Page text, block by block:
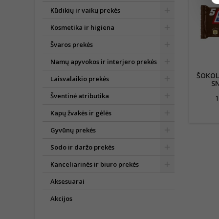
Kūdikių ir vaikų prekės
Kosmetika ir higiena
Švaros prekės
Namų apyvokos ir interjero prekės
Laisvalaikio prekės
Šventinė atributika
Kapų žvakės ir gėlės
Gyvūnų prekės
Sodo ir daržo prekės
Kanceliarinės ir biuro prekės
Aksesuarai
Akcijos